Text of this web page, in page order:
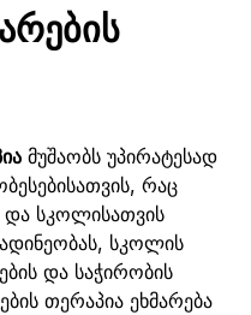
მუშაობს უპირატესად
რაც
და სკოლისათვის
სკოლის
და საჭირობის
თერაპია ეხმარება